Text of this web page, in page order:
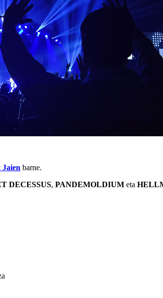
barne.
DECESSUS, PANDEMOLDIUM eta